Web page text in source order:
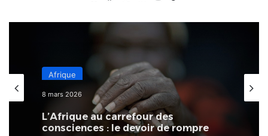
Afrique
8 mars 2026
L’Afrique au carrefour des
consciences : le devoir de rompre
avec la culture du naufrage